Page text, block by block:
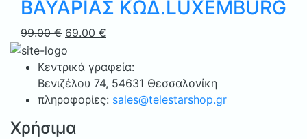
ΒΑΥΑΡΙΑΣ ΚΩΔ.LUXEMBURG
99.00€ Original
price
was:
99.00 €.
69.00 €
τιμή
είναι:
69.00 €.
Κεντρικά γραφεία:
Bενιζέλου 74, 54631 Θεσσαλονίκη
πληροφορίες: sales@telestarshop.gr
Χρήσιμα